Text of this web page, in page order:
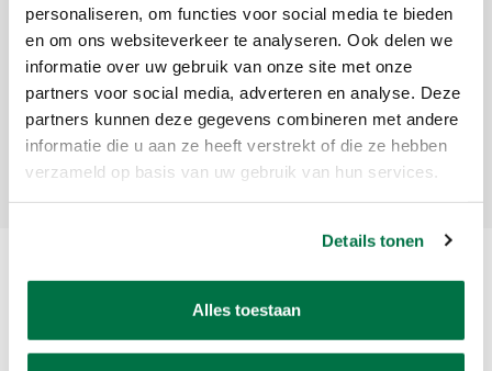
personaliseren, om functies voor social media te bieden
en om ons websiteverkeer te analyseren. Ook delen we
informatie over uw gebruik van onze site met onze
partners voor social media, adverteren en analyse. Deze
partners kunnen deze gegevens combineren met andere
informatie die u aan ze heeft verstrekt of die ze hebben
verzameld op basis van uw gebruik van hun services.
Details tonen
Alles toestaan
Meld je aan voor onze nieuwsbrief
Ontvang de laatste updates, nieuws en aanbiedingen via email
Abonneer